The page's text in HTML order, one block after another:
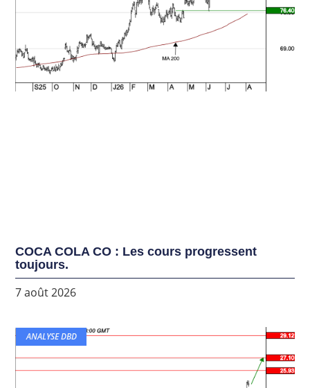
COCA COLA CO : Les cours progressent
toujours.
7 août 2026
ANALYSE DBD